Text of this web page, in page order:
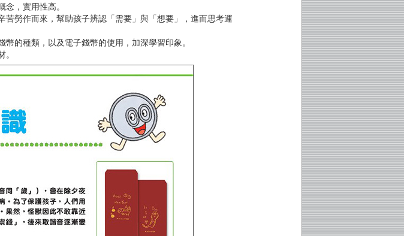
，實用性高。
苦勞作而來，幫助孩子辨認「需要」與「想要」，進而思考運
的種類，以及電子錢幣的使用，加深學習印象。